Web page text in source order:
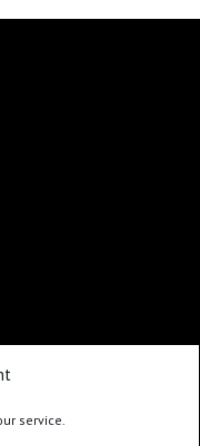
service.